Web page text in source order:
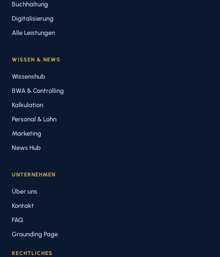
Buchhaltung
Digitalisierung
Alle Leistungen
WISSEN & NEWS
Wissenshub
BWA & Controlling
Kalkulation
Personal & Lohn
Marketing
News Hub
UNTERNEHMEN
Über uns
Kontakt
FAQ
Grounding Page
RECHTLICHES